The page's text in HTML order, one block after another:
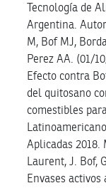
Tecnología de
Argentina.
M, Bof MJ,
Perez AA. (01/
Efecto contra
del quitosano
comestibles
Aplicadas 2018.
Laurent, J. Bof,
Envases